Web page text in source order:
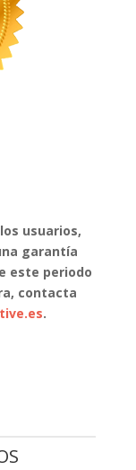
usuarios,
garantía
este periodo
contacta
.